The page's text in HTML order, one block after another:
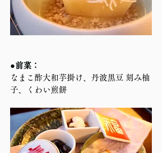
●前菜：
なまこ酢大和芋掛け、丹波黒豆 刻み柚
子、くわい煎餅